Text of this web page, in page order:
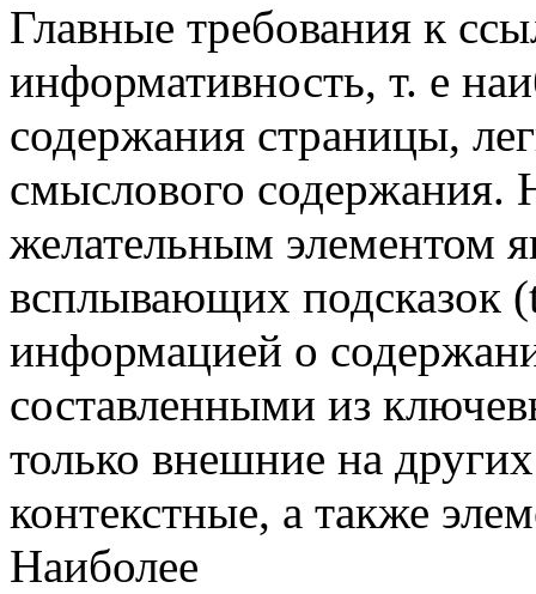
Главные требования к
информативность, т. е
содержания страницы,
смыслового содержания.
желательным элементом
всплывающих подсказок
информацией о
составленными из
только внешние на
контекстные, а также
Наиболее